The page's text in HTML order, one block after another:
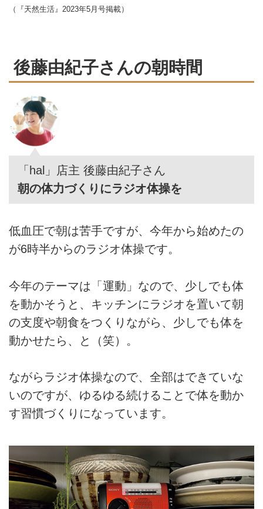
（『天然生活』2023年5月号掲載）
後藤由紀子さんの朝時間
「hal」店主 後藤由紀子さん
朝の体力づくりにラジオ体操を
低血圧で朝は苦手ですが、今年から始めたの
が6時半からのラジオ体操です。
今年のテーマは「運動」なので、少しでも体
を動かそうと、キッチンにラジオを置いて朝
の支度や朝食をつくりながら、少しでも体を
動かせたら、と（笑）。
ながらラジオ体操なので、全部はできていな
いのですが、ゆるゆる続けることで体を動か
す習慣づくりになっています。